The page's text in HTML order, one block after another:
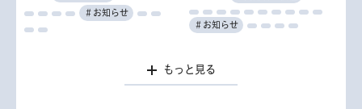
＃お知らせ
＃お知らせ
もっと見る
＃学ぶ
＃学ぶ
＃学ぶ